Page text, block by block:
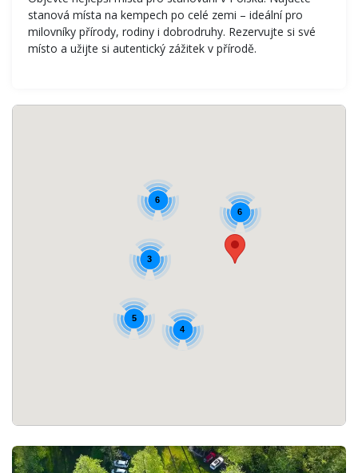
stanová místa na kempech po celé zemi – ideální pro
milovníky přírody, rodiny i dobrodruhy. Rezervujte si své
místo a užijte si autentický zážitek v přírodě.
6
5
6
4
3